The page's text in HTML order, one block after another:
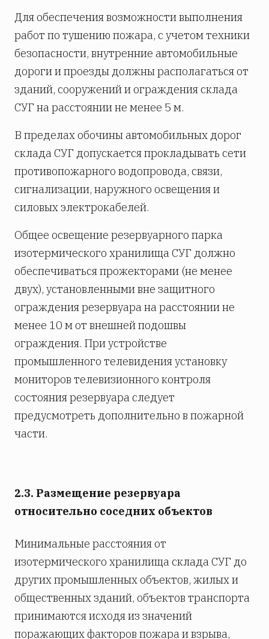
Для обеспечения возможности выполнения
работ по тушению пожара, с учетом техники
безопасности, внутренние автомобильные
дороги и проезды должны располагаться от
зданий, сооружений и ограждения склада
СУГ на расстоянии не менее 5 м.
В пределах обочины автомобильных дорог
склада СУГ допускается прокладывать сети
противопожарного водопровода, связи,
сигнализации, наружного освещения и
силовых электрокабелей.
Общее освещение резервуарного парка
изотермического хранилища СУГ должно
обеспечиваться прожекторами (не менее
двух), установленными вне защитного
ограждения резервуара на расстоянии не
менее 10 м от внешней подошвы
ограждения. При устройстве
промышленного телевидения установку
мониторов телевизионного контроля
состояния резервуара следует
предусмотреть дополнительно в пожарной
части.
2.3. Размещение резервуара
относительно соседних объектов
Минимальные расстояния от
изотермического хранилища склада СУГ до
других промышленных объектов, жилых и
общественных зданий, объектов транспорта
принимаются исходя из значений
поражающих факторов пожара и взрыва,